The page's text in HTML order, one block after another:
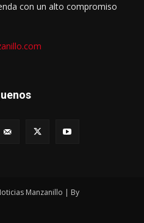
con un alto compromiso
Manzanillo | By